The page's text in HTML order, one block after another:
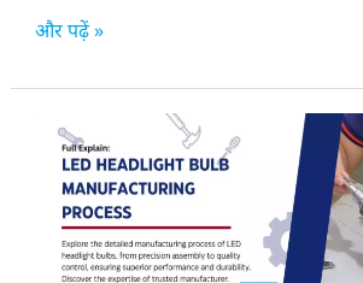
और पढ़ें »
एलईडी
हेडलाइट
बल्ब
निर्माण
प्रक्रिया: